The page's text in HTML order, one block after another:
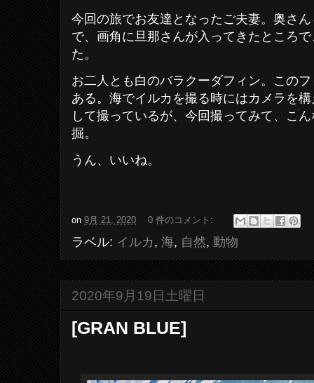
今回の旅でお友達となったご夫妻。奥さ
で、画角に旦那さんが入ってきたところ
た。
お二人とも白のバラクーダフィン。この
ある。海でイルカを撮る時にはカメラを
して撮っているが、今回撮ってみて、こ
掘。
うん、いいね。
on 9月 21, 2020 0 件のコメント:
ラベル: イルカ , 海, 自然, 動物
2020年9月19日土曜日
[GRAN BLUE]